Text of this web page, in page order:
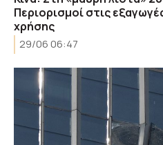
Περιορισμοί στις
χρήσης
29/06 06:47